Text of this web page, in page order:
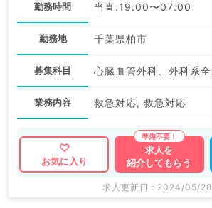
勤務時間 当直:19:00〜07:00
勤務地 千葉県柏市
募集科目
業務内容 救急対応, 救急対応
お気に入り
求人を
紹介してもらう
求人更新日 : 2024/05/28